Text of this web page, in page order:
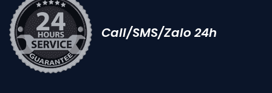
Call/SMS/Zalo 24h